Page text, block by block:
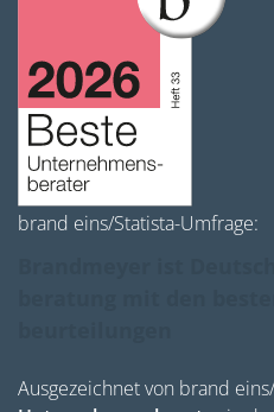
brand eins/Statista-Umfrage:
Ausgezeichnet von brand